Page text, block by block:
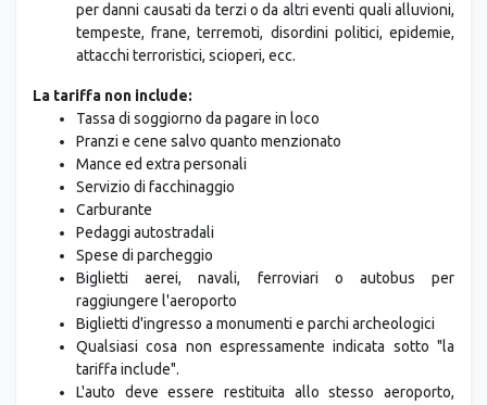
per danni causati da terzi o da altri eventi quali alluvioni,
tempeste, frane, terremoti, disordini politici, epidemie,
attacchi terroristici, scioperi, ecc.
La tariffa non include:
Tassa di soggiorno da pagare in loco
Pranzi e cene salvo quanto menzionato
Mance ed extra personali
Servizio di facchinaggio
Carburante
Pedaggi autostradali
Spese di parcheggio
Biglietti aerei, navali, ferroviari o autobus per
raggiungere l'aeroporto
Biglietti d'ingresso a monumenti e parchi archeologici
Qualsiasi cosa non espressamente indicata sotto "la
tariffa include".
L'auto deve essere restituita allo stesso aeroporto,